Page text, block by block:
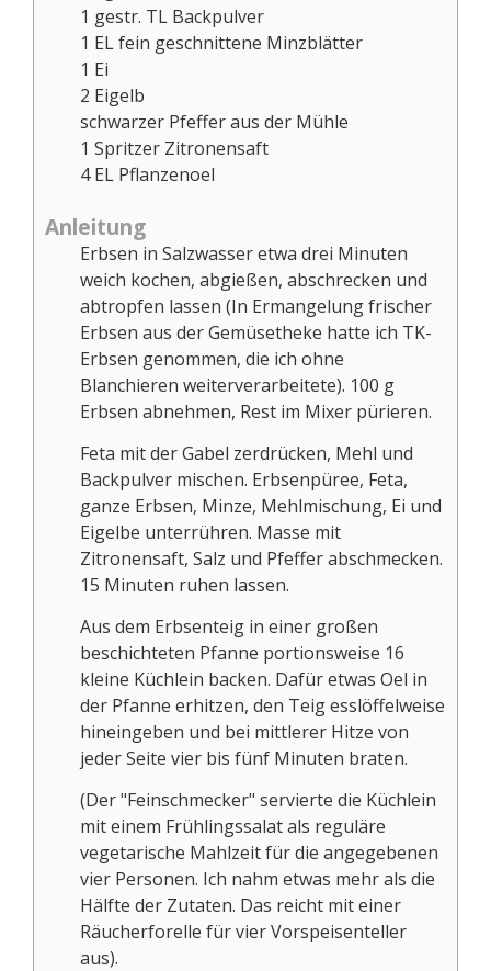
1 gestr. TL Backpulver
1 ELfein geschnittene Minzblätter
1 Ei
2 Eigelb
schwarzer Pfeffer aus der Mühle
1 Spritzer Zitronensaft
4 EL Pflanzenoel
Anleitung
Erbsen in Salzwasser etwa drei Minuten
weich kochen, abgießen, abschrecken und
abtropfen lassen (In Ermangelung frischer
Erbsen aus der Gemüsetheke hatte ich TK-
Erbsen genommen, die ich ohne
Blanchieren weiterverarbeitete). 100 g
Erbsen abnehmen, Rest im Mixer pürieren.
Feta mit der Gabel zerdrücken, Mehl und
Backpulver mischen. Erbsenpüree, Feta,
ganze Erbsen, Minze, Mehlmischung, Ei und
Eigelbe unterrühren. Masse mit
Zitronensaft, Salz und Pfeffer abschmecken.
15 Minuten ruhen lassen.
Aus dem Erbsenteig in einer großen
beschichteten Pfanne portionsweise 16
kleine Küchlein backen. Dafür etwas Oel in
der Pfanne erhitzen, den Teig esslöffelweise
hineingeben und bei mittlerer Hitze von
jeder Seite vier bis fünf Minuten braten.
(Der "Feinschmecker" servierte die Küchlein
mit einem Frühlingssalat als reguläre
vegetarische Mahlzeit für die angegebenen
vier Personen. Ich nahm etwas mehr als die
Hälfte der Zutaten. Das reicht mit einer
Räucherforelle für vier Vorspeisenteller
aus).